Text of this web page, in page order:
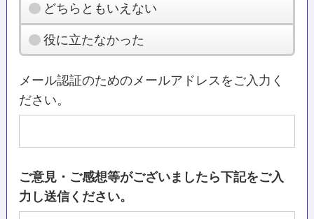
どちらともいえない
役に立たなかった
メール認証のためのメールアドレスをご入力く
ださい。
ご意見・ご感想等がございましたら下記をご入
力し送信ください。